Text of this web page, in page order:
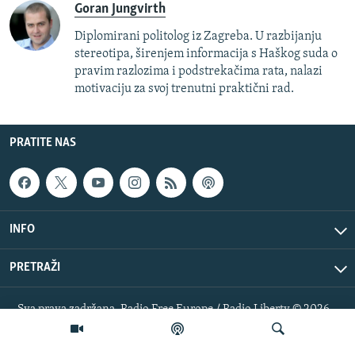
Goran Jungvirth
Diplomirani politolog iz Zagreba. U razbijanju
stereotipa, širenjem informacija s Haškog suda o
pravim razlozima i podstrekačima rata, nalazi
motivaciju za svoj trenutni praktični rad.
PRATITE NAS
INFO
PRETRAŽI
Sva prava zadržana. Radio Free Europe / Radio Liberty © 2026
RFE/RL, Inc.